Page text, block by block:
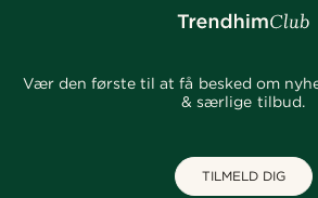
Vær den første til at få besked om
& særlige tilbud.
TILMELD DIG